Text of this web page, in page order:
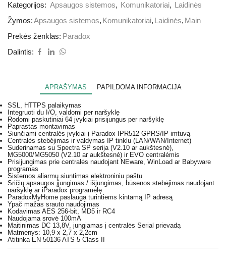
Kategorijos: Apsaugos sistemos, Komunikatoriai,
Laidinės
Žymos:Apsaugos sistemos, Komunikatoriai, Laidinės, Main
Prekės ženklas: Paradox
Dalintis:
APRAŠYMAS PAPILDOMA INFORMACIJA
SSL, HTTPS palaikymas
Integruoti du I/O, valdomi per naršyklę
Rodomi paskutiniai 64 įvykiai prisijungus per naršyklę
Paprastas montavimas
Siunčiami centralės įvykiai į Paradox IPR512 GPRS/IP imtuvą
Centralės stebėjimas ir valdymas IP tinklu (LAN/WAN/Internet)
Suderinamas su Spectra SP serija (V2.10 ar aukštesnė),
MG5000/MG5050 (V2.10 ar aukštesnė) ir EVO centralėmis
Prisijungimas prie centralės naudojant NEware, WinLoad ar Babyware
programas
Sistemos aliarmų siuntimas elektroniniu paštu
Sričių apsaugos įjungimas / išjungimas, būsenos stebėjimas naudojant
naršyklę ar iParadox programėlę
ParadoxMyHome paslauga turintiems kintamą IP adresą
Ypač mažas srauto naudojimas
Kodavimas AES 256-bit, MD5 ir RC4
Naudojama srovė 100mA
Maitinimas DC 13,8V, jungiamas į centralės Serial prievadą
Matmenys: 10,9 x 2,7 x 2,2cm
Atitinka EN 50136 ATS 5 Class II